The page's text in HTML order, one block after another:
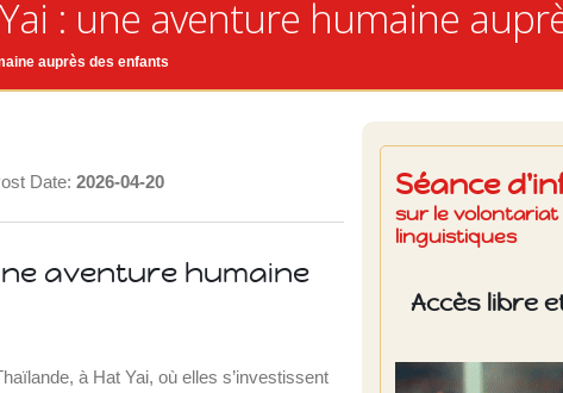
: une aventure humaine
auprès des enfants
Date:2026-04-20
aventure humaine
à Hat Yai, où elles s’investissent
Séance
sur le
linguistiques
Accès libre